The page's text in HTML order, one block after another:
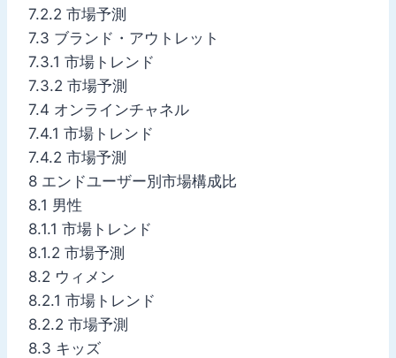
7.2.2 市場予測
7.3 ブランド・アウトレット
7.3.1 市場トレンド
7.3.2 市場予測
7.4 オンラインチャネル
7.4.1 市場トレンド
7.4.2 市場予測
8 エンドユーザー別市場構成比
8.1 男性
8.1.1 市場トレンド
8.1.2 市場予測
8.2 ウィメン
8.2.1 市場トレンド
8.2.2 市場予測
8.3 キッズ